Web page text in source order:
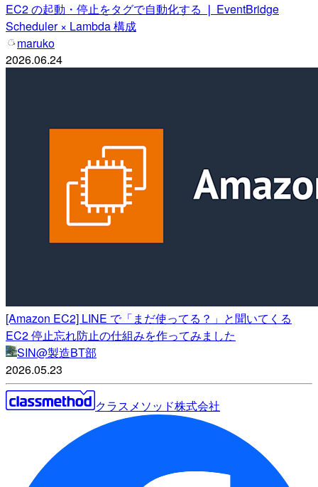
EC2 の起動・停止をタグで自動化する ❘ EventBridge
Scheduler × Lambda 構成
maruko
2026.06.24
[Amazon EC2] LINE で「まだ使ってる？」と聞いてくる
EC2 停止忘れ防止の仕組みを作ってみました
SIN@製造BT部
2026.05.23
クラスメソッド株式会社